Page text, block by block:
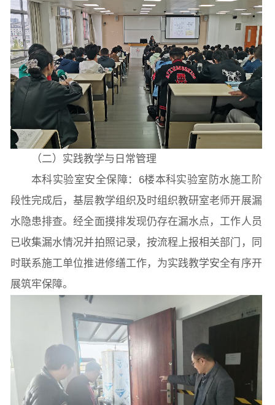
（二）实践教学与日常管理
本科实验室安全保障：6楼本科实验室防水施工阶
段性完成后，基层教学组织及时组织教研室老师开展漏
水隐患排查。经全面摸排发现仍存在漏水点，工作人员
已收集漏水情况并拍照记录，按流程上报相关部门，同
时联系施工单位推进修缮工作，为实践教学安全有序开
展筑牢保障。